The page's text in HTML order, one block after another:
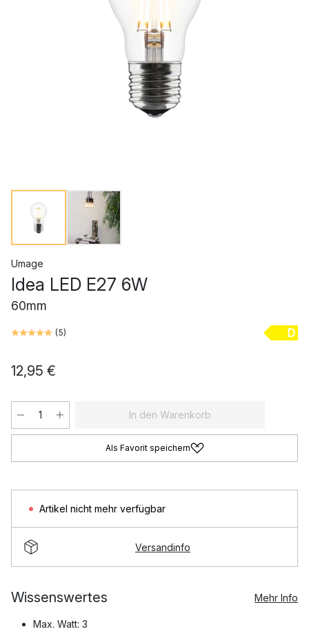
Umage
Idea LED E27 6W
60mm
(5) D
12,95 €
In den Warenkorb
Als Favorit speichern
Artikel nicht mehr verfügbar
Versandinfo
Wissenswertes Mehr Info
Max. Watt: 3